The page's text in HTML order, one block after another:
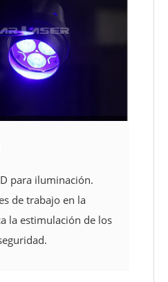
para iluminación.
de trabajo en la
la estimulación de los